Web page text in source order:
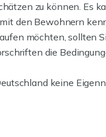
zu können. Es
den Bewohnern
möchten, sollten
die
keine